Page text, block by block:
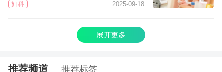
妇科 2025-09-18
展开更多
推荐频道 推荐标签